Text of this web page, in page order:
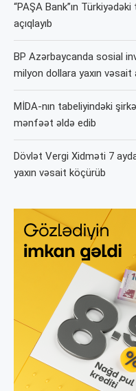
“PAŞA Bank”ın
açıqlayıb
BP Azərbaycanda sosial
milyon dollara yaxın vəsait
MİDA-nın tabeliyindəki
mənfəət əldə edib
Dövlət Vergi Xidməti 7
yaxın vəsait köçürüb